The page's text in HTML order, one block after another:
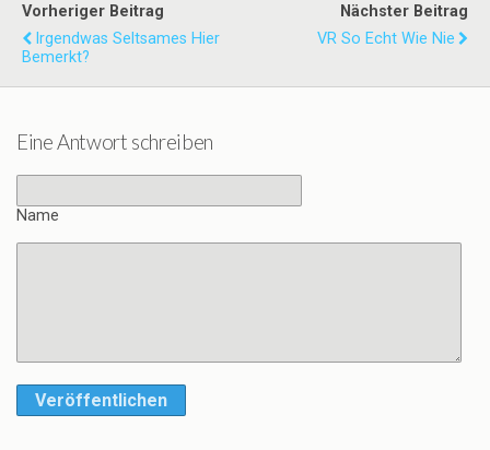
Vorheriger Beitrag
Irgendwas Seltsames Hier
Bemerkt?
Nächster Beitrag
VR So Echt Wie Nie
Eine Antwort schreiben
Name
Veröffentlichen